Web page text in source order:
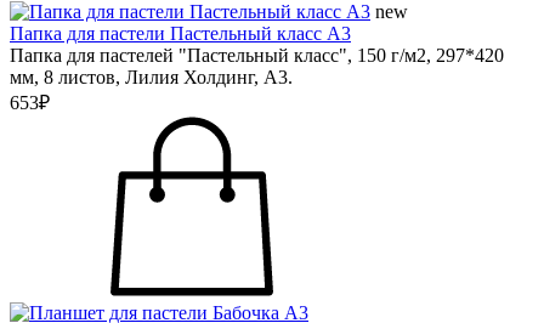
new
Папка для пастели Пастельный класс А3
Папка для пастелей "Пастельный класс", 150 г/м2, 297*420
мм, 8 листов, Лилия Холдинг, А3.
653₽